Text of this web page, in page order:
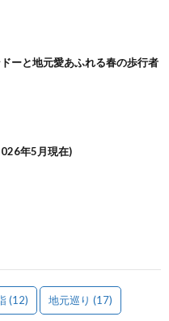
ーと地元愛あふれる春の歩行者
年5月現在)
(12) 地元巡り (17)